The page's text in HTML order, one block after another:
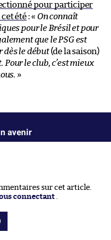
pour participer
été: « On connaît
pour le Brésil et pour
que le PSG est
dès le début(de la saison)
Pour le club, c’est mieux
»
avenir
sur cet article.
connectant .